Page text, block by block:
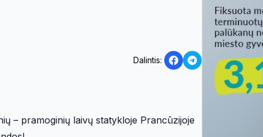
Dalintis:
– pramoginių laivų statykloje Prancūzijoje